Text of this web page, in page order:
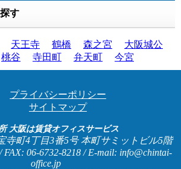
す
天王寺 鶴橋 森之宮
大阪城公
桃谷 寺田町 弁天町 今宮
プライバシーポリシー
サイトマップ
大阪は賃貸オフィスサービス
寺町4丁目3番5号 本町サミットビル5階
FAX: 06-6732-8218 / E-mail: info@chintai-
office.jp